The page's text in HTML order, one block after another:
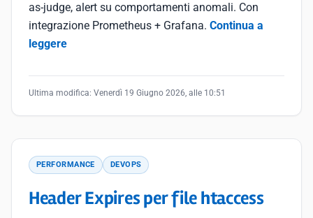
as-judge, alert su comportamenti anomali. Con
integrazione Prometheus + Grafana. Continua a
leggere
Ultima modifica: Venerdì 19 Giugno 2026, alle 10:51
PERFORMANCE DEVOPS
Header Expires per file htaccess